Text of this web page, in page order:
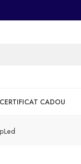
CERTIFICAT CADOU